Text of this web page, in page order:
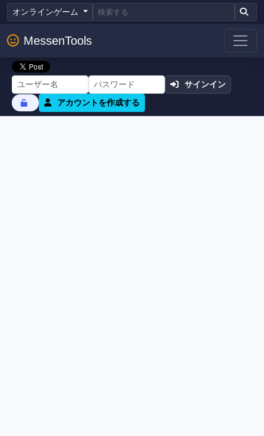
オンラインゲーム
MessenTools
サインイン
アカウントを作成する